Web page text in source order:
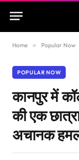
Home » Popular Now
POPULAR NOW
कानपुर में
की एक
अचानक